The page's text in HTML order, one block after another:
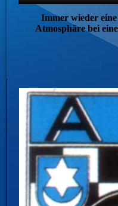
Immer wieder
Atmosphäre bei